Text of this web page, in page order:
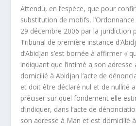
Attendu, en l’espèce, que pour
substitution de motifs,
29 décembre 2006 par la juridiction
Tribunal de première instance
d’Abidjan s’est bornée à affirmer «
indiquant que l’intimé a son adresse
domicilié à Abidjan l’acte de
et doit être déclaré nul et de nullité
préciser sur quel fondement elle
d’indiquer, dans l’acte de
son adresse à Man et est domicilié